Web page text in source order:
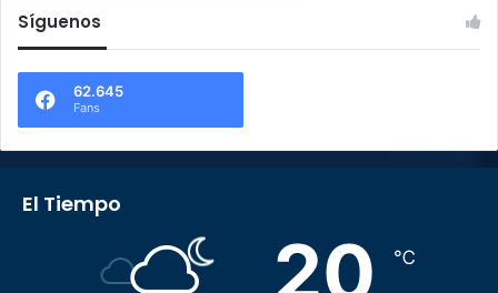
Síguenos
62.645
Fans
El Tiempo
20 ℃